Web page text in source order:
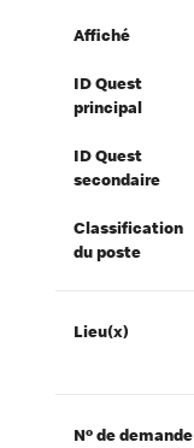
Affiché
ID Quest
principal
ID Quest
secondaire
Classification
du poste
Lieu(x)
Nº de demande